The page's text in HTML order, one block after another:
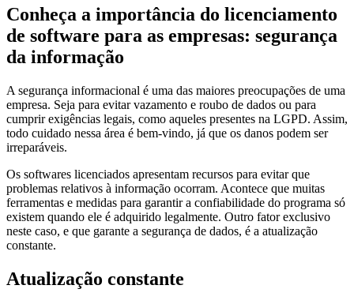
Conheça a importância do licenciamento
de software para as empresas: segurança
da informação
A segurança informacional é uma das maiores preocupações de uma
empresa. Seja para evitar vazamento e roubo de dados ou para
cumprir exigências legais, como aqueles presentes na LGPD. Assim,
todo cuidado nessa área é bem-vindo, já que os danos podem ser
irreparáveis.
Os softwares licenciados apresentam recursos para evitar que
problemas relativos à informação ocorram. Acontece que muitas
ferramentas e medidas para garantir a confiabilidade do programa só
existem quando ele é adquirido legalmente. Outro fator exclusivo
neste caso, e que garante a segurança de dados, é a atualização
constante.
Atualização constante